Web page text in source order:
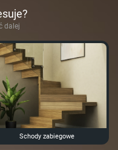
dalej
Schody zabiegowe